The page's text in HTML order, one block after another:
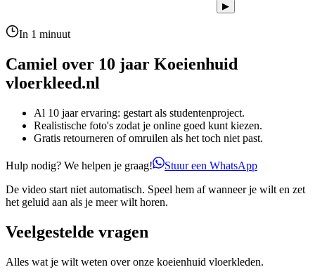
▶
In 1 minuut
Camiel over 10 jaar Koeienhuid
vloerkleed.nl
Al 10 jaar ervaring: gestart als studentenproject.
Realistische foto's zodat je online goed kunt kiezen.
Gratis retourneren of omruilen als het toch niet past.
Hulp nodig? We helpen je graag!
Stuur een WhatsApp
De video start niet automatisch. Speel hem af wanneer je wilt en zet
het geluid aan als je meer wilt horen.
Veelgestelde vragen
Alles wat je wilt weten over onze koeienhuid vloerkleden.